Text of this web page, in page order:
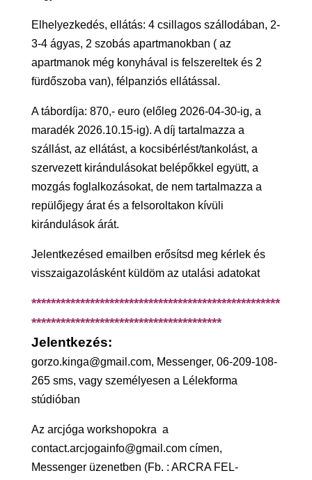
Elhelyezkedés, ellátás: 4 csillagos szállodában, 2-
3-4 ágyas, 2 szobás apartmanokban ( az
apartmanok még konyhával is felszereltek és 2
fürdőszoba van), félpanziós ellátással.
A tábordíja: 870,- euro (előleg 2026-04-30-ig, a
maradék 2026.10.15-ig). A díj tartalmazza a
szállást, az ellátást, a kocsibérlést/tankolást, a
szervezett kirándulásokat belépőkkel együtt, a
mozgás foglalkozásokat, de nem tartalmazza a
repülőjegy árat és a felsoroltakon kívüli
kirándulások árát.
Jelentkezésed emailben erősítsd meg kérlek és
visszaigazolásként küldöm az utalási adatokat
***************************************************
***************************************
Jelentkezés:
gorzo.kinga@gmail.com, Messenger, 06-209-108-
265 sms, vagy személyesen a Lélekforma
stúdióban
Az arcjóga workshopokra a
contact.arcjogainfo@gmail.com címen,
Messenger üzenetben (Fb. : ARCRA FEL-